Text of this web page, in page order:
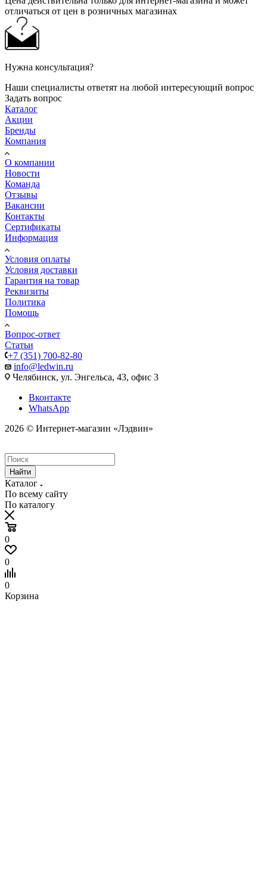
отличаться от цен в розничных магазинах
Нужна консультация?
Наши специалисты ответят на любой интересующий вопрос
Задать вопрос
Каталог
Акции
Бренды
Компания
О компании
Новости
Команда
Отзывы
Вакансии
Контакты
Сертификаты
Информация
Условия оплаты
Условия доставки
Гарантия на товар
Реквизиты
Политика
Помощь
Вопрос-ответ
Статьи
+7 (351) 700-82-80
info@ledwin.ru
Челябинск, ул. Энгельса, 43, офис 3
Вконтакте
WhatsApp
2026 © Интернет-магазин «Лэдвин»
Найти
Каталог
По всему сайту
По каталогу
0
0
0
Корзина